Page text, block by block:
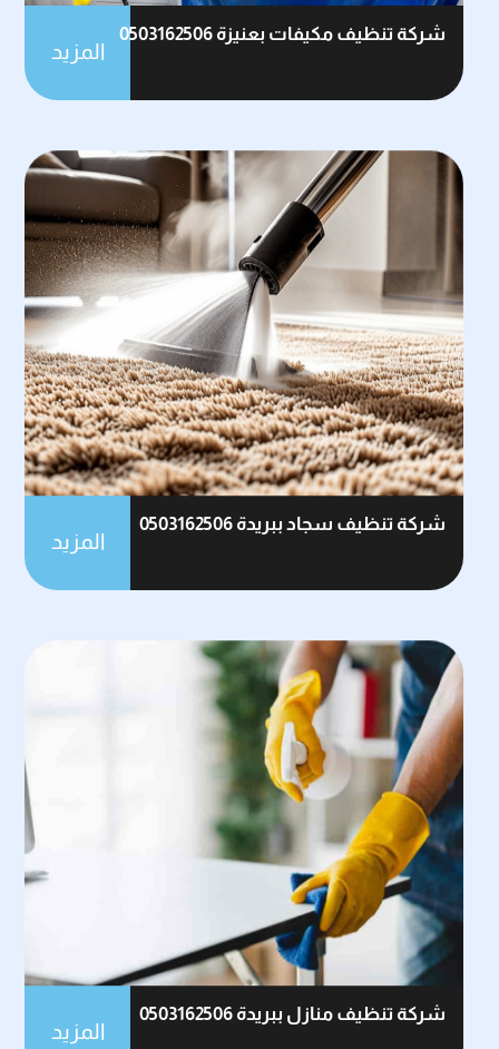
شركة تنظيف مكيفات بعنيزة 0503162506
المزيد
شركة تنظيف سجاد ببريدة 0503162506
المزيد
شركة تنظيف منازل ببريدة 0503162506
المزيد